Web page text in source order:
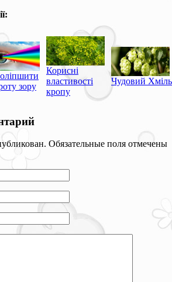
зору
Корисні
властивості
кропу
Чудовий Хміль
Обязательные поля отмечены